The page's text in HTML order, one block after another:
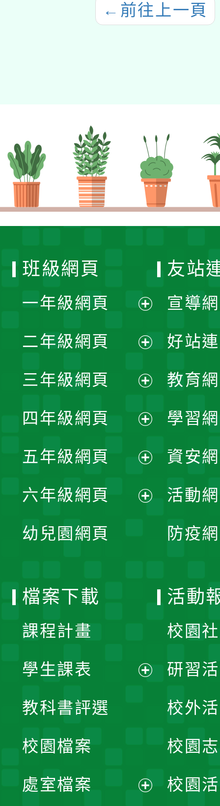
← 前往上一頁
班級網頁
一年級網頁
開
選
單
二年級網頁
開
選
單
三年級網頁
開
選
單
四年級網頁
開
選
五年級網頁
開
六年級網頁
幼兒園網頁
友站
宣導
好站
教育
學習
資安
活動
防疫
檔案下載
課程計畫
學生課表
單
教科書評選
校園檔案
處室檔案
活動
校園
研習
校外
校園
校園